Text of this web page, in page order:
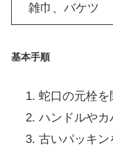
雑巾、バケツ
基本手順
蛇口の元栓を
ハンドルやカ
古いパッキン